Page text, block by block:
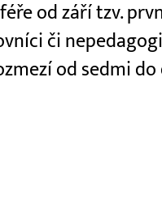
od září tzv.
či
od sedmi